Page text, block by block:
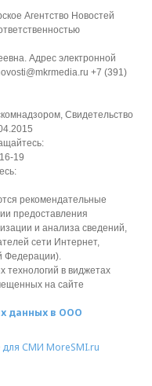
Агентство Новостей
Адрес электронной
+7 (391)
Свидетельство
19
рекомендательные
предоставления
и анализа сведений,
сети Интернет,
Федерации).
технологий в виджетах
на сайте
данных в ООО
для СМИ MoreSMI.ru